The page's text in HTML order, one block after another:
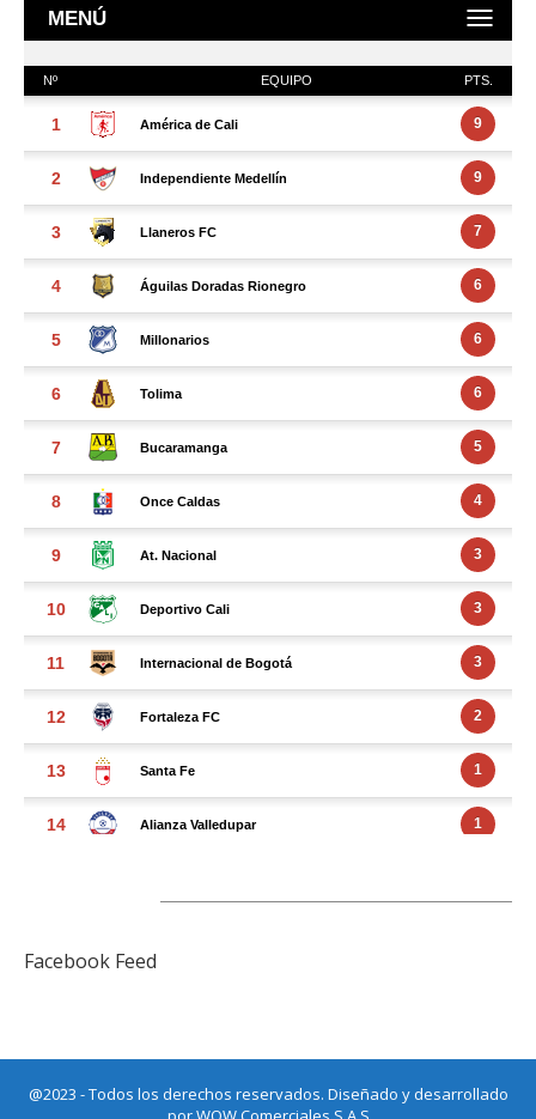
Facebook Feed
@2023 - Todos los derechos reservados. Diseñado y desarrollado